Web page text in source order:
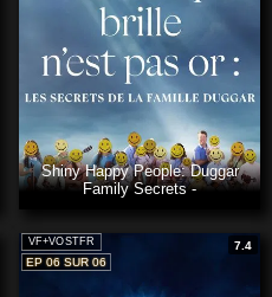
Shiny Happy People: Duggar
Family Secrets -
VF+VOSTFR
7.4
EP 06 SUR 06